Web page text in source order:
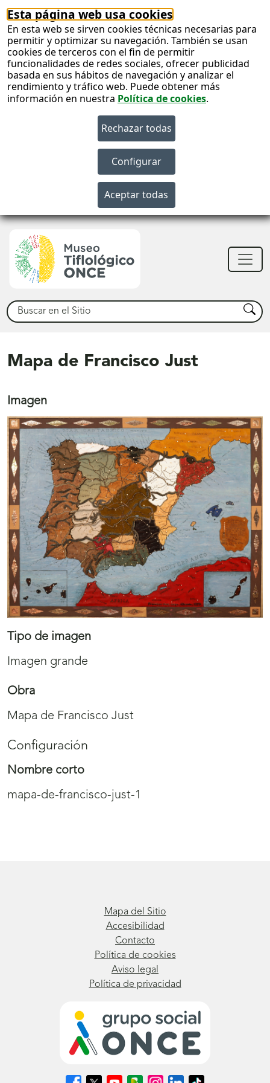
Esta página web usa cookies
En esta web se sirven cookies técnicas necesarias para
permitir y optimizar su navegación. También se usan
cookies de terceros con el fin de permitir
funcionalidades de redes sociales, ofrecer publicidad
basada en sus hábitos de navegación y analizar el
rendimiento y tráfico web. Puede obtener más
información en nuestra Política de cookies.
Buscar Buscar
Mapa de Francisco Just
Imagen
Tipo de imagen
Imagen grande
Obra
Mapa de Francisco Just
Configuración
Nombre corto
mapa-de-francisco-just-1
Mapa del Sitio
Accesibilidad
Contacto
Política de cookies
Aviso legal
Política de privacidad
SíguenosSíguenosSíguenosSíguenosSíguenosSíguenosSíguenos